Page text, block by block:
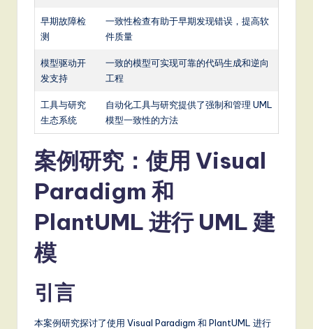
早期故障检
测
一致性检查有助于早期发现错误，提高软
件质量
模型驱动开
发支持
一致的模型可实现可靠的代码生成和逆向
工程
工具与研究
生态系统
自动化工具与研究提供了强制和管理 UML
模型一致性的方法
案例研究：使用 Visual
Paradigm 和
PlantUML 进行 UML 建
模
引言
本案例研究探讨了使用 Visual Paradigm 和 PlantUML 进行